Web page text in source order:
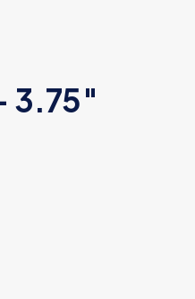
3.75″